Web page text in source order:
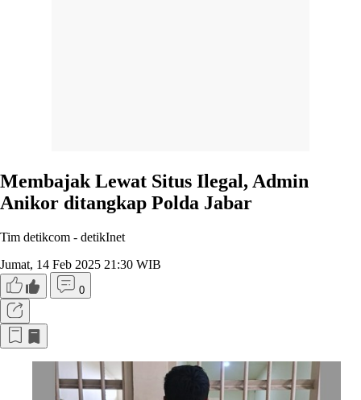
Membajak Lewat Situs Ilegal, Admin
Anikor ditangkap Polda Jabar
Tim detikcom - detikInet
Jumat, 14 Feb 2025 21:30 WIB
0